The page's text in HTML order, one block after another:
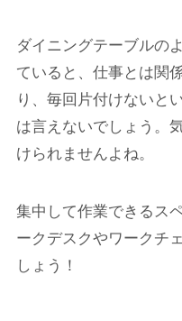
ダイニングテーブルの
ていると、仕事とは関
り、毎回片付けないと
は言えないでしょう。
けられませんよね。
集中して作業できるス
ークデスクやワークチ
しょう！